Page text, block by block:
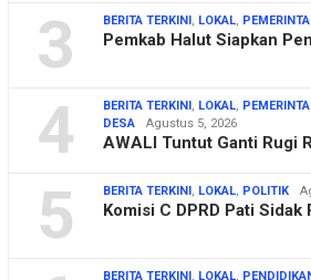
3 BERITA TERKINI, LOKAL,
Pemkab Halut Siapkan
4 BERITA TERKINI, LOKAL,
DESA
Agustus 5, 2026
AWALI Tuntut Ganti Rugi
5 BERITA TERKINI, LOKAL, POLITIK
Komisi C DPRD Pati
BERITA TERKINI, LOKAL,